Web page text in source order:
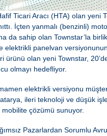
Ticari Aracı (HTA) olan yeni
İçten yanmalı (benzinli)
da sahip olan Townstar’la
elektrikli panelvan
ürünü olan yeni Townstar,
olmayı hedefliyor.
elektrikli versiyonu
ileri teknoloji ve düşük
çözümü sunuyor.
Pazarlardan Sorumlu